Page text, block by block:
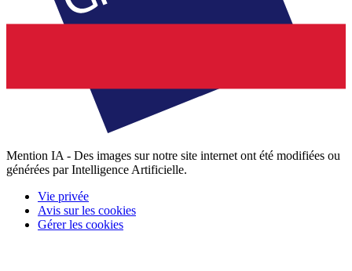
Mention IA - Des images sur notre site internet ont été modifiées ou
générées par Intelligence Artificielle.
Vie privée
Avis sur les cookies
Gérer les cookies